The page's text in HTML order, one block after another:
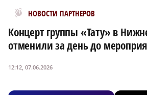
НОВОСТИ ПАРТНЕРОВ
Новости МирТесен
Концерт группы «Тату» в
отменили за день до
12:12, 07.06.2026